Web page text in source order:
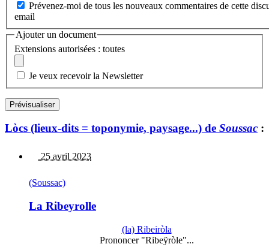
Prévenez-moi de tous les nouveaux commentaires de cette
email
Ajouter un document
Extensions autorisées : toutes
Je veux recevoir la Newsletter
Lòcs (lieux-dits = toponymie, paysage...) de Soussac :
25 avril 2023
(Soussac)
La Ribeyrolle
(la) Ribeiròla
Prononcer "Ribeÿròle"...